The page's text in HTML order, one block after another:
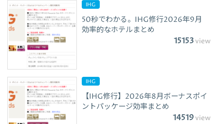
IHG
50秒でわかる。IHG修行2026年9月
効率的なホテルまとめ
15153view
IHG
【IHG修行】2026年8月ボーナスポイ
ントパッケージ効率まとめ
14519view